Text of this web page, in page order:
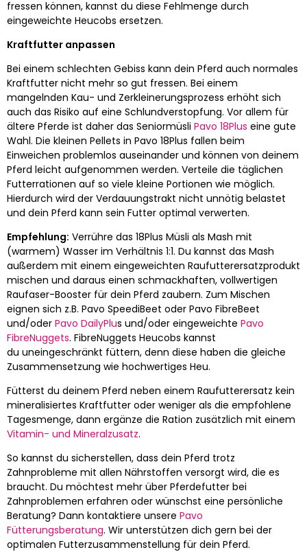
fressen können, kannst du diese Fehlmenge durch
eingeweichte Heucobs ersetzen.
Kraftfutter anpassen
Bei einem schlechten Gebiss kann dein Pferd auch normales
Kraftfutter nicht mehr so gut fressen. Bei einem
mangelnden Kau- und Zerkleinerungsprozess erhöht sich
auch das Risiko auf eine Schlundverstopfung. Vor allem für
ältere Pferde ist daher das Seniormüsli Pavo 18Plus eine gute
Wahl. Die kleinen Pellets in Pavo 18Plus fallen beim
Einweichen problemlos auseinander und können von deinem
Pferd leicht aufgenommen werden. Verteile die täglichen
Futterrationen auf so viele kleine Portionen wie möglich.
Hierdurch wird der Verdauungstrakt nicht unnötig belastet
und dein Pferd kann sein Futter optimal verwerten.
Empfehlung: Verrühre das 18Plus Müsli als Mash mit
(warmem) Wasser im Verhältnis 1:1. Du kannst das Mash
außerdem mit einem eingeweichten Raufutterersatzprodukt
mischen und daraus einen schmackhaften, vollwertigen
Raufaser-Booster für dein Pferd zaubern. Zum Mischen
eignen sich z.B. Pavo SpeediBeet oder Pavo FibreBeet
und/oder Pavo DailyPlus und/oder eingeweichte Pavo
FibreNuggets. FibreNuggets Heucobs kannst
du uneingeschränkt füttern, denn diese haben die gleiche
Zusammensetzung wie hochwertiges Heu.
Fütterst du deinem Pferd neben einem Raufutterersatz kein
mineralisiertes Kraftfutter oder weniger als die empfohlene
Tagesmenge, dann ergänze die Ration zusätzlich mit einem
Vitamin- und Mineralzusatz.
So kannst du sicherstellen, dass dein Pferd trotz
Zahnprobleme mit allen Nährstoffen versorgt wird, die es
braucht. Du möchtest mehr über Pferdefutter bei
Zahnproblemen erfahren oder wünschst eine persönliche
Beratung? Dann kontaktiere unsere Pavo
Fütterungsberatung. Wir unterstützen dich gern bei der
optimalen Futterzusammenstellung für dein Pferd.